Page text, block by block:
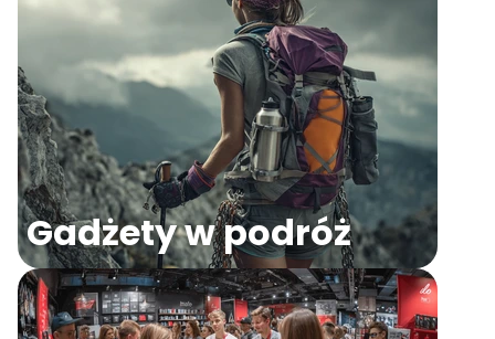
Gadżety w podróż